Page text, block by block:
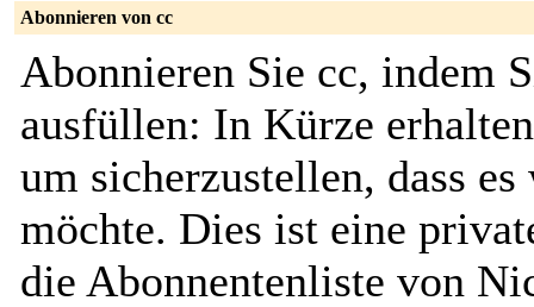
Abonnieren von cc
Abonnieren Sie cc, indem
ausfüllen: In Kürze
um sicherzustellen, dass
möchte. Dies ist eine
die Abonnentenliste von